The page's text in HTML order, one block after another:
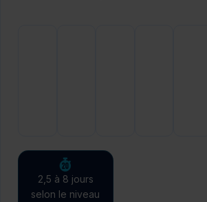
2,5 à 8 jours
selon le niveau